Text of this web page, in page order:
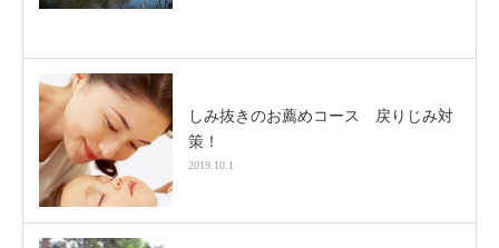
しみ抜きのお薦めコース 戻りじみ対
策！
2019.10.1